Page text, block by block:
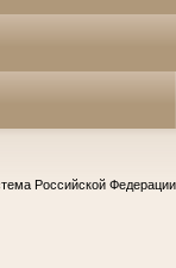
Российской